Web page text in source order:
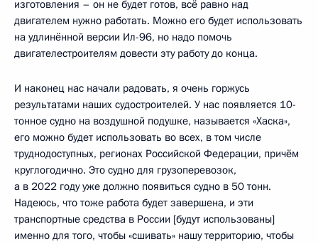
изготовления – он не будет готов, всё равно над
двигателем нужно работать. Можно его будет использовать
на удлинённой версии Ил-96, но надо помочь
двигателестроителям довести эту работу до конца.
И наконец нас начали радовать, я очень горжусь
результатами наших судостроителей. У нас появляется 10-
тонное судно на воздушной подушке, называется «Хаска»,
его можно будет использовать во всех, в том числе
труднодоступных, регионах Российской Федерации, причём
круглогодично. Это судно для грузоперевозок,
а в 2022 году уже должно появиться судно в 50 тонн.
Надеюсь, что тоже работа будет завершена, и эти
транспортные средства в России [будут использованы]
именно для того, чтобы «сшивать» нашу территорию, чтобы